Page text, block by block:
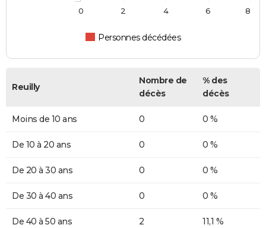
Personnes décédées
0 2 4 6 8
Reuilly
Nombre de
décès
% des
décès
Moins de 10 ans 0 0 %
De 10 à 20 ans 0 0 %
De 20 à 30 ans 0 0 %
De 30 à 40 ans 0 0 %
De 40 à 50 ans 2 11,1 %